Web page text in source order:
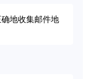
地收集邮件地